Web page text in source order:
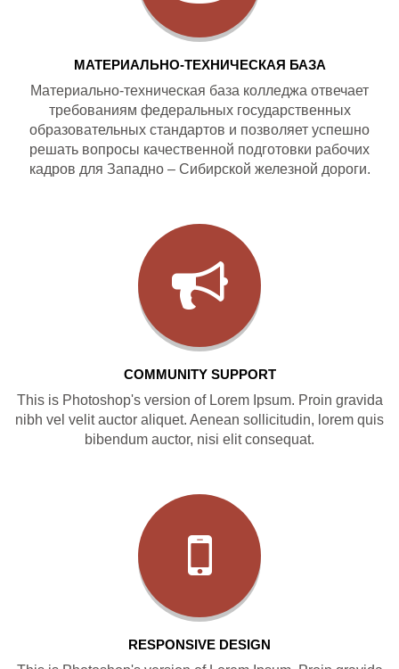
МАТЕРИАЛЬНО-ТЕХНИЧЕСКАЯ БАЗА
Материально-техническая база колледжа отвечает
требованиям федеральных государственных
образовательных стандартов и позволяет успешно
решать вопросы качественной подготовки рабочих
кадров для Западно – Сибирской железной дороги.
COMMUNITY SUPPORT
This is Photoshop's version of Lorem Ipsum. Proin gravida
nibh vel velit auctor aliquet. Aenean sollicitudin, lorem quis
bibendum auctor, nisi elit consequat.
RESPONSIVE DESIGN